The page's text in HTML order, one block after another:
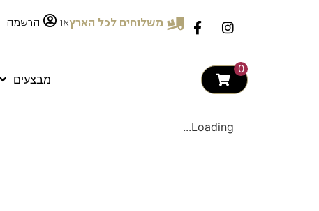
משלוחים לכל הארץאו הרשמה
0
מבצעים
Loading...